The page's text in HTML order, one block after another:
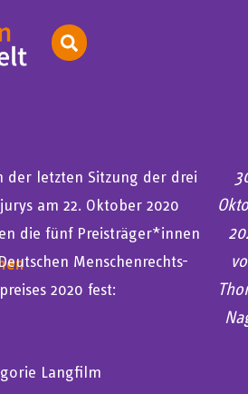
der letzten Sitzung der drei
am 22. Oktober 2020
die fünf Preisträger*innen
Menschenrechts-
2020 fest:
Langfilm